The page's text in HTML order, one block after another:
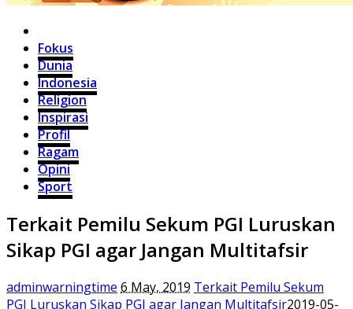
Fokus
Dunia
Indonesia
Religion
Inspirasi
Profil
Ragam
Opini
Sport
Terkait Pemilu Sekum PGI Luruskan
Sikap PGI agar Jangan Multitafsir
adminwarningtime 6 May, 2019 Terkait Pemilu Sekum
PGI Luruskan Sikap PGI agar Jangan Multitafsir2019-05-